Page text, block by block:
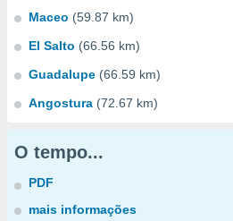
Maceo (59.87 km)
El Salto (66.56 km)
Guadalupe (66.59 km)
Angostura (72.67 km)
O tempo...
PDF
mais informações